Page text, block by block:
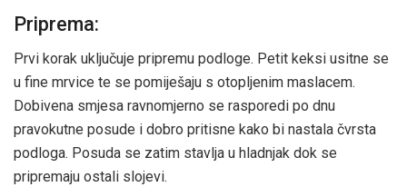
Priprema:
Prvi korak uključuje pripremu podloge. Petit keksi usitne se
u fine mrvice te se pomiješaju s otopljenim maslacem.
Dobivena smjesa ravnomjerno se rasporedi po dnu
pravokutne posude i dobro pritisne kako bi nastala čvrsta
podloga. Posuda se zatim stavlja u hladnjak dok se
pripremaju ostali slojevi.